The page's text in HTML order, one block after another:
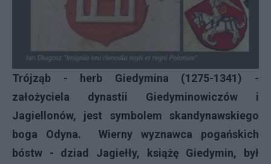
Trójząb - herb Giedymina (1275-1341) -
założyciela dynastii Giedyminowiczów i
Jagiellonów, jest symbolem skandynawskiego
boga Odyna. Wierny wyznawca pogańskich
bóstw - dziad Jagiełły, książę Giedymin, był